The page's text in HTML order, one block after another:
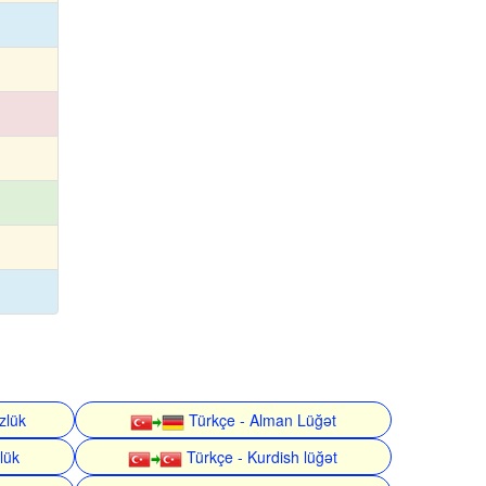
Türkçe - Alman Lüğət
Türkçe - Kurdish lüğət